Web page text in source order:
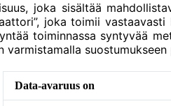
joka sisältää
joka toimii
toiminnassa syntyvää
varmistamalla
Data-avaruus on